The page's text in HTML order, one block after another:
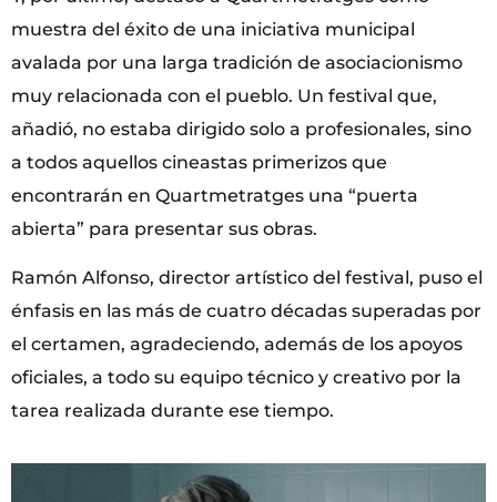
muestra del éxito de una iniciativa municipal
avalada por una larga tradición de asociacionismo
muy relacionada con el pueblo. Un festival que,
añadió, no estaba dirigido solo a profesionales, sino
a todos aquellos cineastas primerizos que
encontrarán en Quartmetratges una “puerta
abierta” para presentar sus obras.
Ramón Alfonso, director artístico del festival, puso el
énfasis en las más de cuatro décadas superadas por
el certamen, agradeciendo, además de los apoyos
oficiales, a todo su equipo técnico y creativo por la
tarea realizada durante ese tiempo.